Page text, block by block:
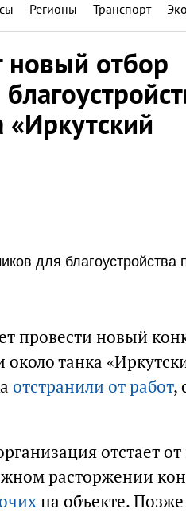
Регионы Транспорт
новый отбор
для благоустройства
провести новый
около танка
отстранили от работ,
отстает
расторжении
на объекте.